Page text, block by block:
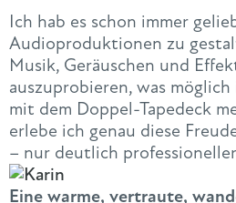
Ich hab es schon immer
Audioproduktionen zu
Musik, Geräuschen und
auszuprobieren, was
mit dem Doppel-Tapedeck
erlebe ich genau diese
– nur deutlich
Eine warme, vertraute,